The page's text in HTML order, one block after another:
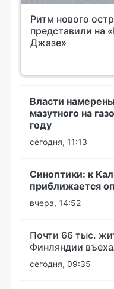
Ритм нового
представили на
Джазе»
Власти
мазутного на
году
сегодня, 11:13
Синоптики: к
приближается
вчера, 14:52
Почти 66 тыс.
Финляндии
сегодня, 09:35